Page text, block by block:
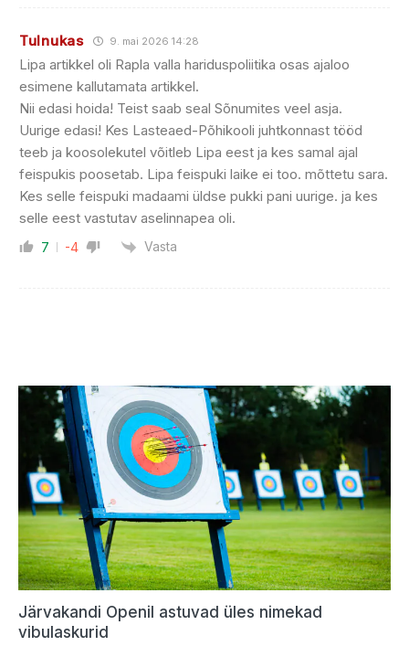
Tulnukas 9. mai 2026 14:28
Lipa artikkel oli Rapla valla hariduspoliitika osas ajaloo
esimene kallutamata artikkel.
Nii edasi hoida! Teist saab seal Sõnumites veel asja.
Uurige edasi! Kes Lasteaed-Põhikooli juhtkonnast tööd
teeb ja koosolekutel võitleb Lipa eest ja kes samal ajal
feispukis poosetab. Lipa feispuki laike ei too. mõttetu sara.
Kes selle feispuki madaami üldse pukki pani uurige. ja kes
selle eest vastutav aselinnapea oli.
7 -4 Vasta
Järvakandi Openil astuvad üles nimekad
vibulaskurid